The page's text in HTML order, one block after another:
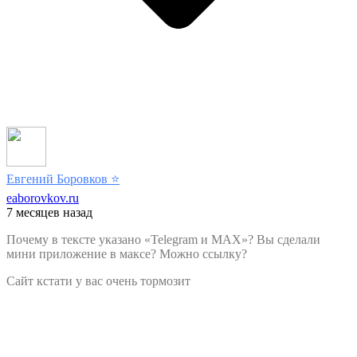
Евгений Боровков ⭐️
eaborovkov.ru
7 месяцев назад
Почему в тексте указано «Telegram и MAX»? Вы сделали
мини приложение в максе? Можно ссылку?
Сайт кстати у вас очень тормозит